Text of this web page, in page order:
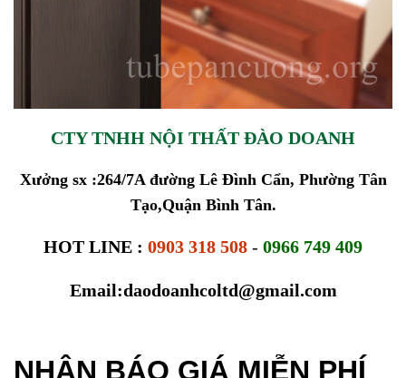
CTY TNHH NỘI THẤT ĐÀO DOANH
Xưởng sx :264/7A đường Lê Đình Cẩn, Phường Tân
Tạo,Quận Bình Tân.
HOT LINE : 0903 318 508 - 0966 749 409
Email:daodoanhcoltd@gmail.com